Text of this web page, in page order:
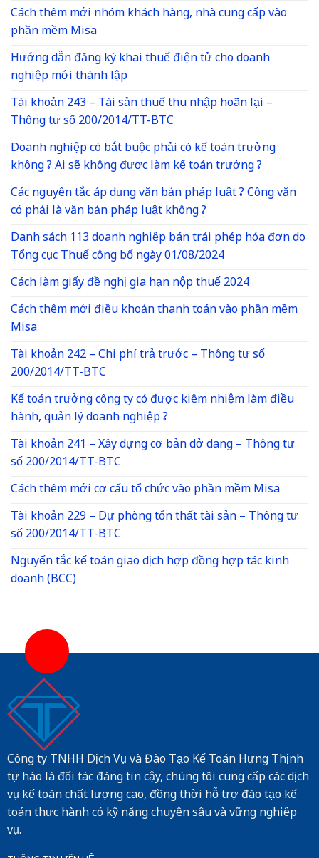
Cách thêm mới nhóm khách hàng, nhà cung cấp vào
phần mềm Misa
Hướng dẫn đăng ký khai thuế điện tử cho doanh
nghiệp mới thành lập
Tài khoản 243 – Tài sản thuế thu nhập hoãn lại –
Thông tư số 200/2014/TT-BTC
Doanh nghiệp có bắt buộc phải có kế toán trưởng
không ? Ai sẽ không được làm kế toán trưởng ?
Các nguyên tắc áp dụng văn bản pháp luật ? Công văn
có phải là văn bản pháp luật không ?
Danh sách 113 doanh nghiệp bán trái phép hóa đơn do
Tổng cục Thuế công bố ngày 01/08/2024
Cách làm giấy đề nghị gia hạn nộp thuế 2024
Cách thêm mới điều khoản thanh toán vào phần mềm
Misa
Tài khoản 242 – Chi phí trả trước – Thông tư số
200/2014/TT-BTC
Kế toán trưởng công ty có được kiêm nhiệm làm điều
hành, quản lý doanh nghiệp ?
Tài khoản 241 – Xây dựng cơ bản dở dang – Thông tư
số 200/2014/TT-BTC
Cách thêm mới cơ cấu tổ chức vào phần mềm Misa
Tài khoản 229 – Dự phòng tổn thất tài sản – Thông tư
số 200/2014/TT-BTC
Nguyến tắc kế toán giao dịch hợp đồng hợp tác kinh
doanh (BCC)
Công ty TNHH Dịch Vụ và Đào Tạo Kế Toán Hưng Thịnh
tự hào là đối tác đáng tin cậy, chúng tôi cung cấp các dịch
vụ kế toán chất lượng cao, đồng thời hỗ trợ đào tạo kế
toán thực hành có kỹ năng chuyên sâu và vững nghiệp
vụ.